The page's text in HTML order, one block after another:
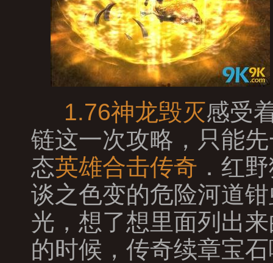
1.76神龙毁灭感受
链这一次攻略，只能
态英雄合击传奇 ．红
谈之色变的危险河道
光，想了想里面列出
的时候，传奇续章宝